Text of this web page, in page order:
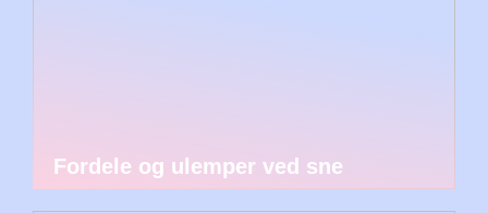
Fordele og ulemper ved sne